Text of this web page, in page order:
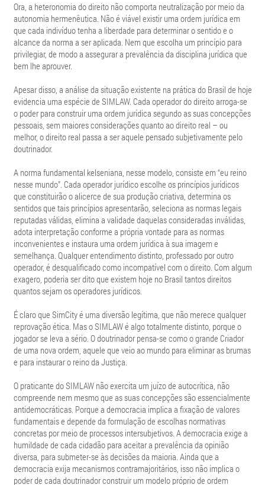
Ora, a heteronomia do direito não comporta neutralização por meio da
autonomia hermenêutica. Não é viável existir uma ordem jurídica em
que cada indivíduo tenha a liberdade para determinar o sentido e o
alcance da norma a ser aplicada. Nem que escolha um princípio para
privilegiar, de modo a assegurar a prevalência da disciplina jurídica que
bem lhe aprouver.
Apesar disso, a análise da situação existente na prática do Brasil de hoje
evidencia uma espécie de SIMLAW. Cada operador do direito arroga-se
o poder para construir uma ordem jurídica segundo as suas concepções
pessoais, sem maiores considerações quanto ao direito real – ou
melhor, o direito real passa a ser aquele pensado subjetivamente pelo
doutrinador.
A norma fundamental kelseniana, nesse modelo, consiste em “eu reino
nesse mundo”. Cada operador jurídico escolhe os princípios jurídicos
que constituirão o alicerce de sua produção criativa, determina os
sentidos que tais princípios apresentarão, seleciona as normas legais
reputadas válidas, elimina a validade daquelas consideradas inválidas,
adota interpretação conforme a própria vontade para as normas
inconvenientes e instaura uma ordem jurídica à sua imagem e
semelhança. Qualquer entendimento distinto, professado por outro
operador, é desqualificado como incompatível com o direito. Com algum
exagero, poderia ser dito que existem hoje no Brasil tantos direitos
quantos sejam os operadores jurídicos.
É claro que SimCity é uma diversão legítima, que não merece qualquer
reprovação ética. Mas o SIMLAW é algo totalmente distinto, porque o
jogador se leva a sério. O doutrinador pensa-se como o grande Criador
de uma nova ordem, aquele que veio ao mundo para eliminar as brumas
e para instaurar o reino da Justiça.
O praticante do SIMLAW não exercita um juízo de autocrítica, não
compreende nem mesmo que as suas concepções são essencialmente
antidemocráticas. Porque a democracia implica a fixação de valores
fundamentais e depende da formulação de escolhas normativas
concretas por meio de processos intersubjetivos. A democracia exige a
humildade de cada cidadão para aceitar a prevalência da opinião
diversa, para submeter-se às decisões da maioria. Ainda que a
democracia exija mecanismos contramajoritários, isso não implica o
poder de cada doutrinador construir um modelo próprio de ordem